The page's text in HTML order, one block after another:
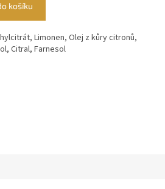
košíku
Limonen, Olej z kůry citronů,
Citral, Farnesol